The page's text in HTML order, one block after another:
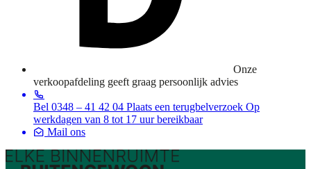
Onze
verkoopafdeling geeft graag persoonlijk advies
Bel 0348 – 41 42 04 Plaats een terugbelverzoek Op
werkdagen van 8 tot 17 uur bereikbaar
Mail ons